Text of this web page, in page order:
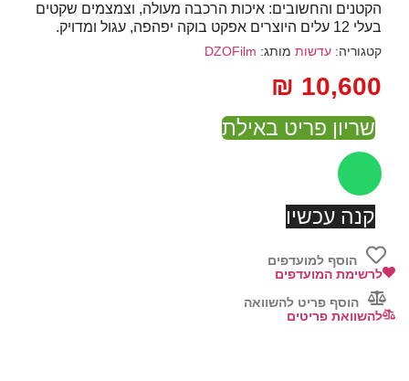
הקטנים והחשובים: איכות הרכבה מעולה, וצמצמים שקטים
בעלי 12 עלים היוצרים אפקט בוקה יפהפה, עגול ומדויק.
קטגוריה: עדשות מותג: DZOFilm
₪ 10,600
שריון פריט באילת
קנה עכשיו
הוסף למועדפים
לרשימת המועדפים
הוסף פריט להשוואה
להשוואת פריטים